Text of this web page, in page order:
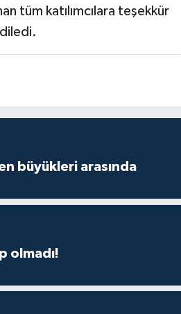
tüm katılımcılara teşekkür
büyükleri arasında
olmadı!